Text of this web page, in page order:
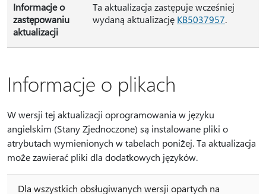
Informacje o
zastępowaniu
aktualizacji
Ta aktualizacja zastępuje wcześniej
wydaną aktualizację KB5037957.
Informacje o plikach
W wersji tej aktualizacji oprogramowania w języku
angielskim (Stany Zjednoczone) są instalowane pliki o
atrybutach wymienionych w tabelach poniżej. Ta aktualizacja
może zawierać pliki dla dodatkowych języków.
Dla wszystkich obsługiwanych wersji opartych na